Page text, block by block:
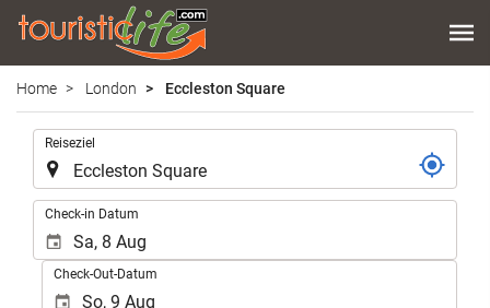
Home London Eccleston Square
Reiseziel
Check-in Datum
Check-Out-Datum